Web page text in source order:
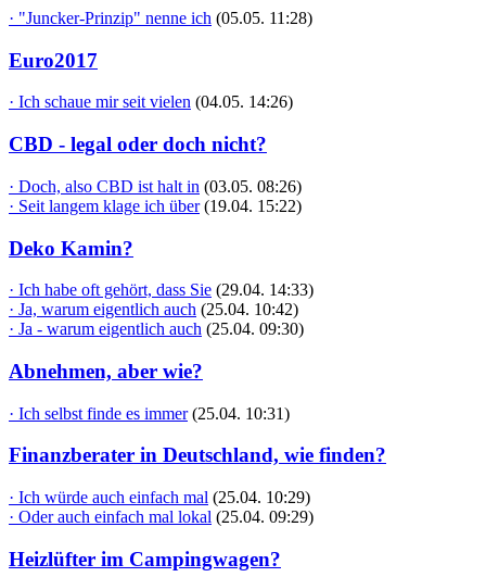
· "Juncker-Prinzip" nenne ich (05.05. 11:28)
Euro2017
· Ich schaue mir seit vielen (04.05. 14:26)
CBD - legal oder doch nicht?
· Doch, also CBD ist halt in (03.05. 08:26)
· Seit langem klage ich über (19.04. 15:22)
Deko Kamin?
· Ich habe oft gehört, dass Sie (29.04. 14:33)
· Ja, warum eigentlich auch (25.04. 10:42)
· Ja - warum eigentlich auch (25.04. 09:30)
Abnehmen, aber wie?
· Ich selbst finde es immer (25.04. 10:31)
Finanzberater in Deutschland, wie finden?
· Ich würde auch einfach mal (25.04. 10:29)
· Oder auch einfach mal lokal (25.04. 09:29)
Heizlüfter im Campingwagen?